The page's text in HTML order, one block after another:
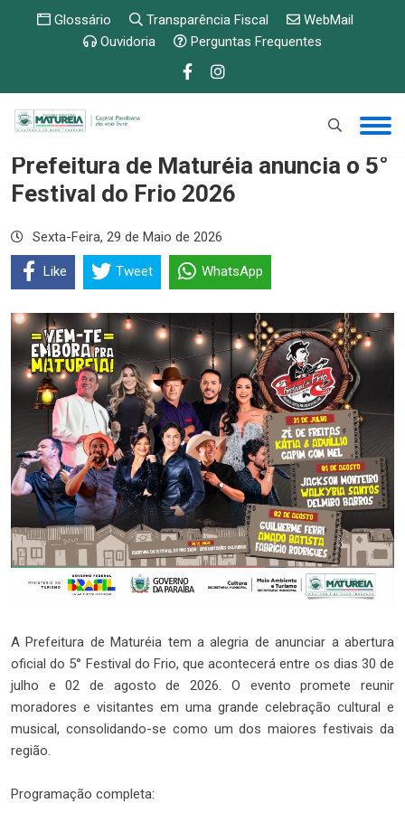
Glossário Transparência Fiscal
WebMail
Ouvidoria
Perguntas Frequentes
Prefeitura de Maturéia anuncia o 5°
Festival do Frio 2026
Sexta-Feira, 29 de Maio de 2026
Like Tweet WhatsApp
A Prefeitura de Maturéia tem a alegria de anunciar a abertura
oficial do 5° Festival do Frio, que acontecerá entre os dias 30 de
julho e 02 de agosto de 2026. O evento promete reunir
moradores e visitantes em uma grande celebração cultural e
musical, consolidando-se como um dos maiores festivais da
região.
Programação completa: